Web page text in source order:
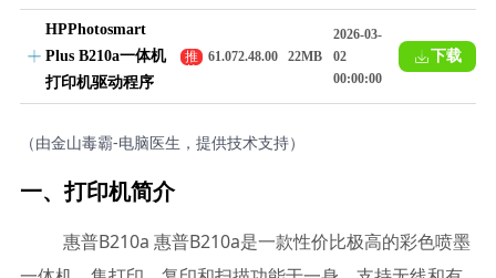
HPPhotosmart
Plus B210a一体机
打印机驱动程序
推
荐
61.072.48.00 22MB
2026-03-
02
00:00:00
下载
（由金山毒霸-电脑医生，提供技术支持）
一、打印机简介
惠普B210a 惠普B210a是一款性价比极高的彩色喷墨